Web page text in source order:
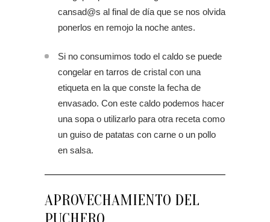
cansad@s al final de día que se nos olvida
ponerlos en remojo la noche antes.
Si no consumimos todo el caldo se puede
congelar en tarros de cristal con una
etiqueta en la que conste la fecha de
envasado. Con este caldo podemos hacer
una sopa o utilizarlo para otra receta como
un guiso de patatas con carne o un pollo
en salsa.
APROVECHAMIENTO DEL